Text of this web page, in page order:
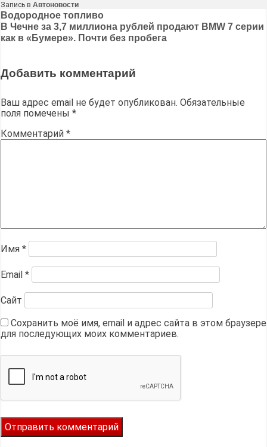
Запись в Автоновости
Навигация
по
Водородное топливо
В Чечне за 3,7 миллиона рублей продают BMW 7 серии
как в «Бумере». Почти без пробега
Добавить комментарий
Ваш адрес email не будет опубликован. Обязательные
поля помечены *
Комментарий *
Имя *
Email *
Сайт
Сохранить моё имя, email и адрес сайта в этом браузере
для последующих моих комментариев.